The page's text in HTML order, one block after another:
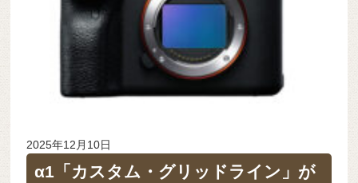
2025年12月10日
α1「カスタム・グリッドライン」が